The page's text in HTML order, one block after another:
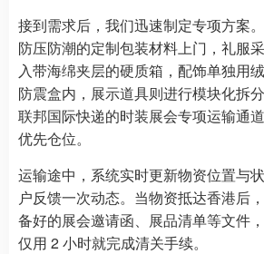
接到需求后，我们迅速制定专项方案
防压防潮的定制包装材料上门，礼服
入带海绵夹层的硬质箱，配饰单独用
防震盒内，展示道具则进行模块化拆
联邦国际快递的时装展会专项运输通
优先仓位。
运输途中，系统实时更新物资位置与
户反馈一次动态。当物资抵达香港后
备好的展会邀请函、展品清单等文件
仅用 2 小时就完成清关手续。